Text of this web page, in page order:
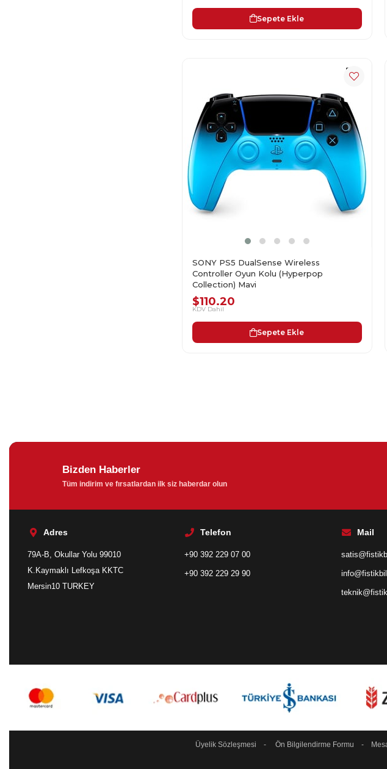
Sepete Ekle
SONY PS5 DualSense Wireless
Controller Oyun Kolu (Hyperpop
Collection) Mavi
$110.20
KDV Dahil
Sepete Ekle
Bizden Haberler
Tüm indirim ve fırsatlardan ilk siz haberdar olun
Adres
79A-B, Okullar Yolu 99010
K.Kaymaklı Lefkoşa KKTC
Mersin10 TURKEY
Telefon
+90 392 229 07 00
+90 392 229 29 90
Mail
Üyelik Sözleşmesi - Ön Bilgilendirme Formu -